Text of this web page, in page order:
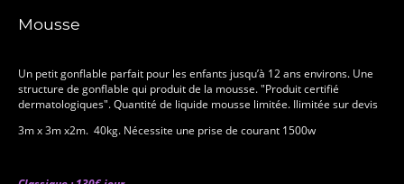
Mousse
Un petit gonflable parfait pour les enfants jusqu’à 12 ans environs. Une
structure de gonflable qui produit de la mousse. "Produit certifié
dermatologiques". Quantité de liquide mousse limitée. Ilimitée sur devis
3m x 3m x2m. 40kg. Nécessite une prise de courant 1500w